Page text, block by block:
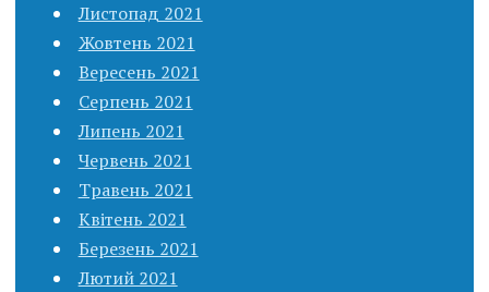
Листопад 2021
Жовтень 2021
Вересень 2021
Серпень 2021
Липень 2021
Червень 2021
Травень 2021
Квітень 2021
Березень 2021
Лютий 2021